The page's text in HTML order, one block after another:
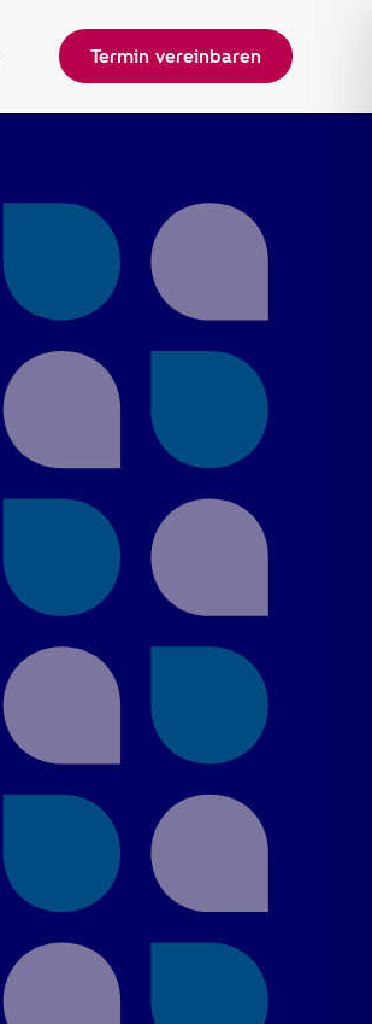
Termin vereinbaren